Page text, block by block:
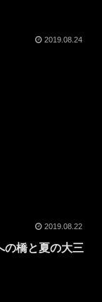
2019.08.24
2019.08.22
の橋と夏の大三